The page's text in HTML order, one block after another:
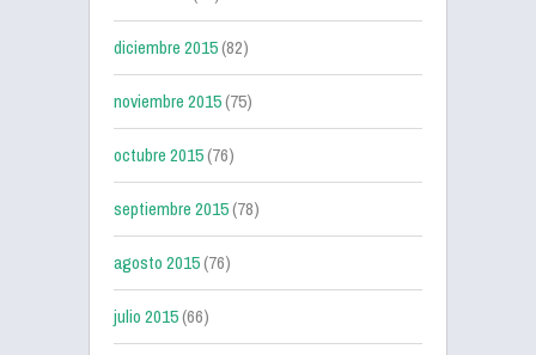
diciembre 2015(82)
noviembre 2015(75)
octubre 2015(76)
septiembre 2015(78)
agosto 2015(76)
julio 2015(66)